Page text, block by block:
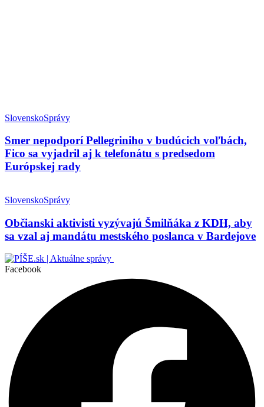
SlovenskoSprávy
Smer nepodporí Pellegriniho v budúcich voľbách,
Fico sa vyjadril aj k telefonátu s predsedom
Európskej rady
SlovenskoSprávy
Občianski aktivisti vyzývajú Šmilňáka z KDH, aby
sa vzal aj mandátu mestského poslanca v Bardejove
Facebook